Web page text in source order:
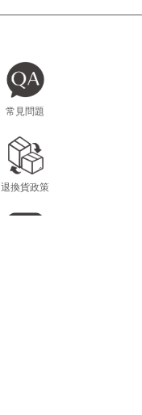
常見問題
退換貨政策